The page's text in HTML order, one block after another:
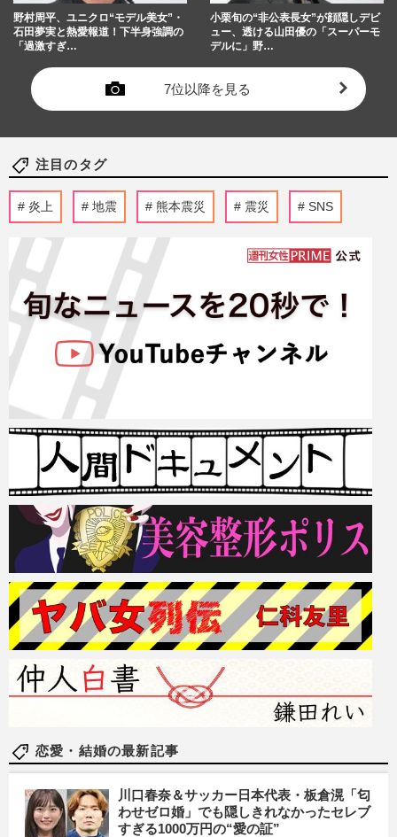
野村周平、ユニクロ“モデル美女”・
石田夢実と熱愛報道！下半身強調の
「過激すぎ…
小栗旬の“非公表長女”が顔隠しデビ
ュー、透ける山田優の「スーパーモ
デルに」野…
7位以降を見る
注目のタグ
炎上 地震 熊本震災 震災 SNS
恋愛・結婚の最新記事
川口春奈＆サッカー日本代表・板倉滉「匂
わせゼロ婚」でも隠しきれなかったセレブ
すぎる1000万円の“愛の証”